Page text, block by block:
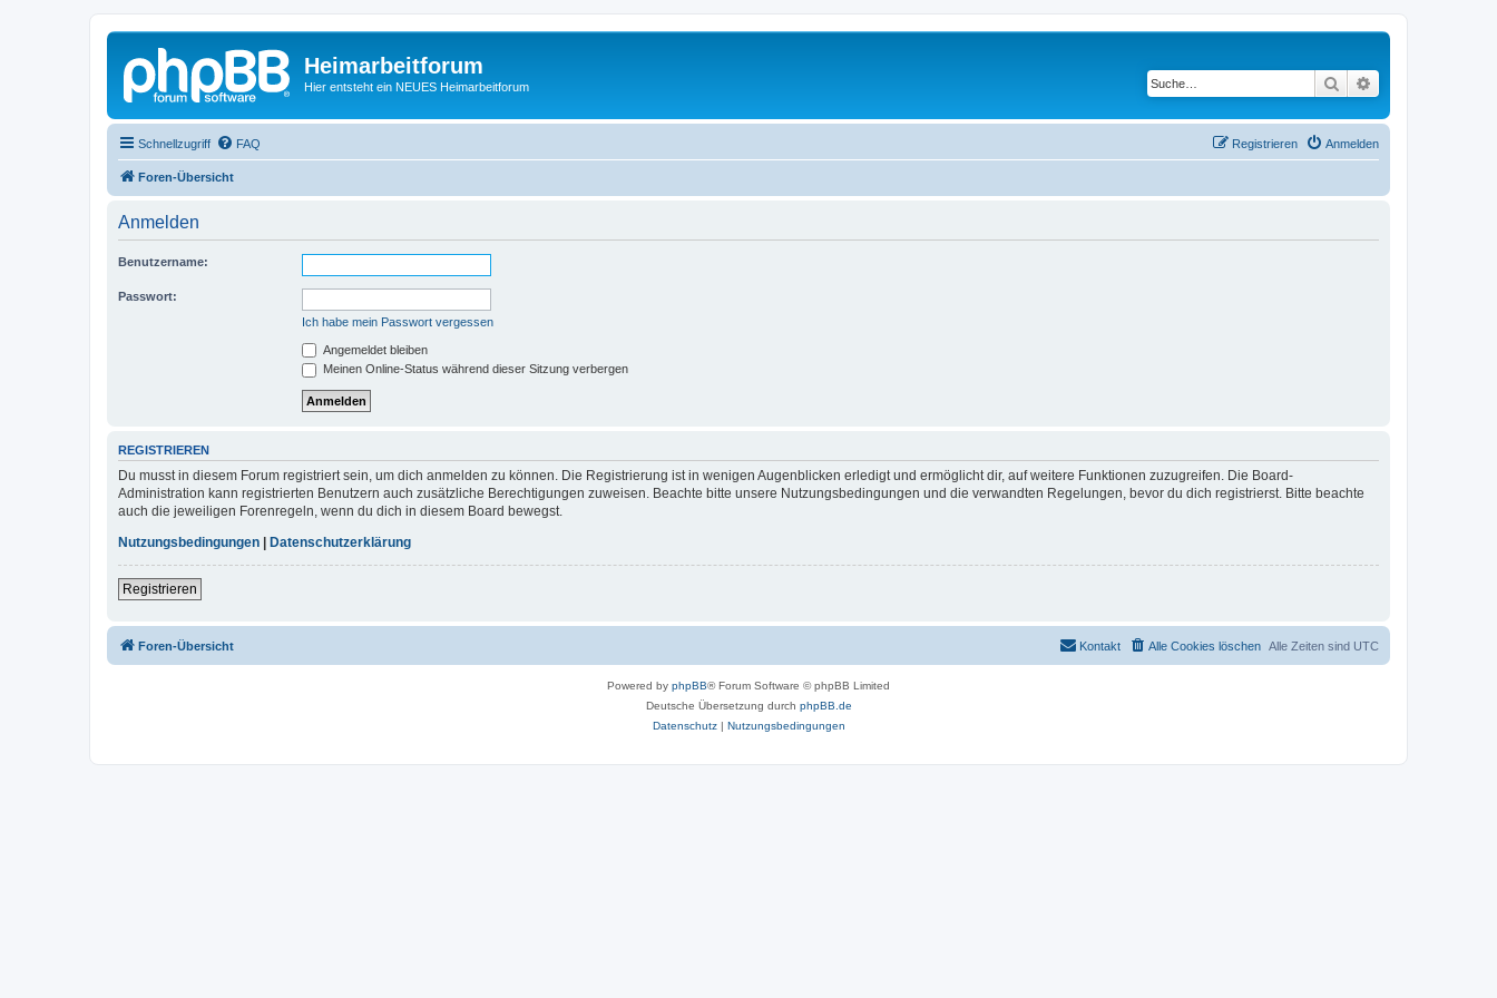
Heimarbeitforum
Hier entsteht ein NEUES Heimarbeitforum Suche
Schnellzugriff FAQ Anmelden
Registrieren
Foren-Übersicht
Anmelden
Benutzername:
Passwort:
Ich habe mein Passwort vergessen
Angemeldet bleiben
Meinen Online-Status während dieser Sitzung verbergen
REGISTRIEREN
Du musst in diesem Forum registriert sein, um dich anmelden zu können. Die Registrierung ist in wenigen Augenblicken erledigt und ermöglicht dir, auf weitere Funktionen zuzugreifen. Die Board-
Administration kann registrierten Benutzern auch zusätzliche Berechtigungen zuweisen. Beachte bitte unsere Nutzungsbedingungen und die verwandten Regelungen, bevor du dich registrierst. Bitte beachte
auch die jeweiligen Forenregeln, wenn du dich in diesem Board bewegst.
Nutzungsbedingungen
Datenschutzerklärung
Registrieren
Foren-Übersicht Alle Zeiten sind UTC
Alle Cookies löschen
Kontakt
Powered by phpBB® Forum Software © phpBB Limited
Deutsche Übersetzung durch phpBB.de
Datenschutz| Nutzungsbedingungen